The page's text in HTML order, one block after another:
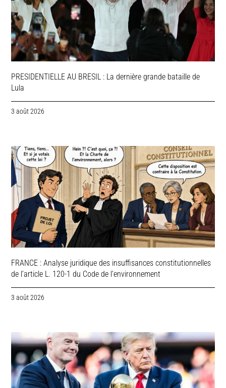
PRESIDENTIELLE AU BRESIL : La dernière grande bataille de
Lula
3 août 2026
FRANCE : Analyse juridique des insuffisances constitutionnelles
de l’article L. 120-1 du Code de l’environnement
3 août 2026